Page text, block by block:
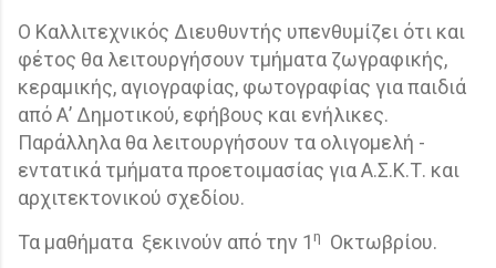
Ο Καλλιτεχνικός Διευθυντής υπενθυμίζει ότι και
φέτος θα λειτουργήσουν τμήματα ζωγραφικής,
κεραμικής, αγιογραφίας, φωτογραφίας για παιδιά
από Α’ Δημοτικού, εφήβους και ενήλικες.
Παράλληλα θα λειτουργήσουν τα ολιγομελή -
εντατικά τμήματα προετοιμασίας για Α.Σ.Κ.Τ. και
αρχιτεκτονικού σχεδίου.
Τα μαθήματα ξεκινούν από την 1η
Οκτωβρίου.